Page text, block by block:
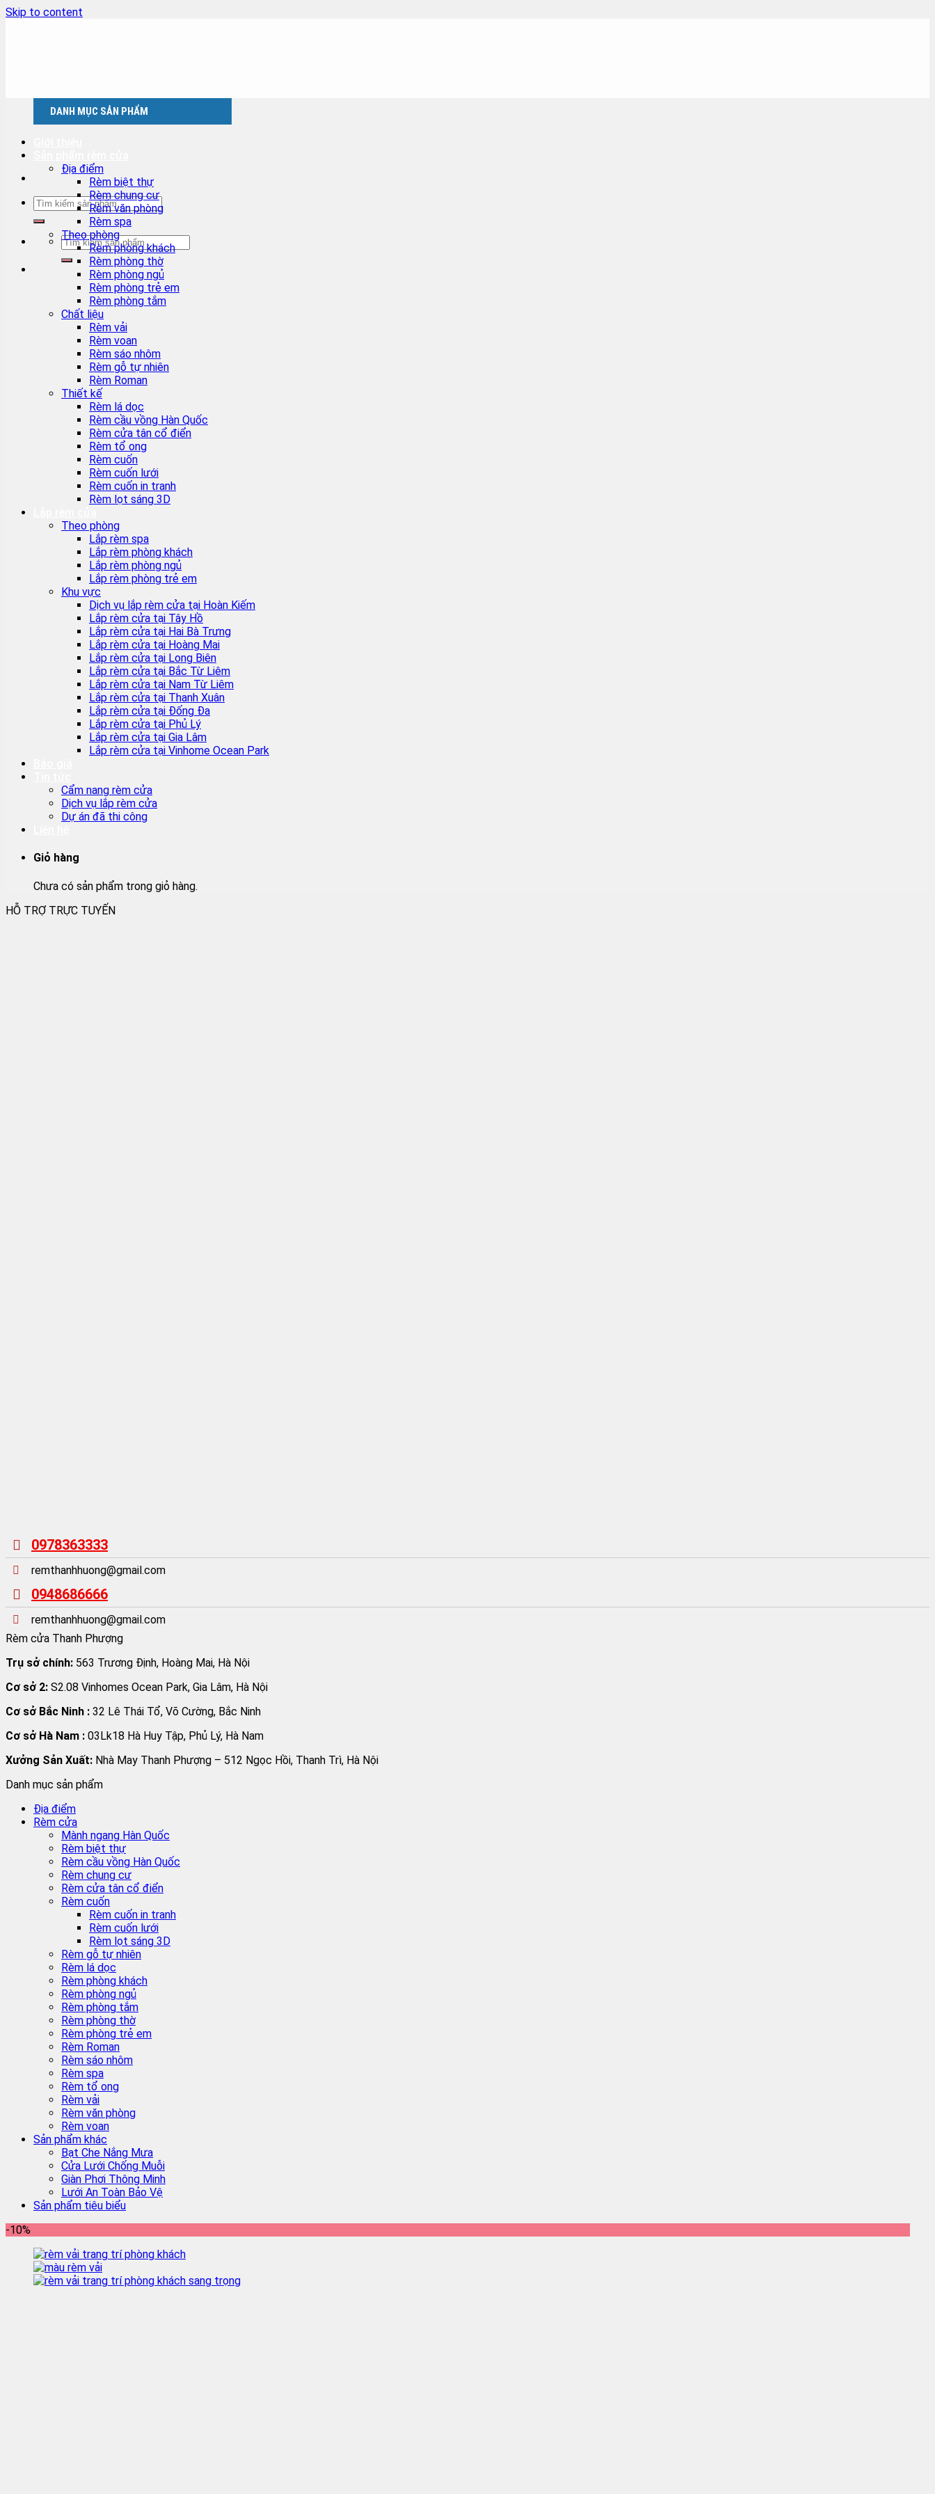
Skip to content
DANH MỤC SẢN PHẨM
Địa điểm
Rèm biệt thự
Rèm chung cư
Rèm văn phòng
Rèm spa
Theo phòng
Rèm phòng khách
Rèm phòng thờ
Rèm phòng ngủ
Rèm phòng trẻ em
Rèm phòng tắm
Chất liệu
Rèm vải
Rèm voan
Rèm sáo nhôm
Rèm gỗ tự nhiên
Rèm Roman
Thiết kế
Rèm lá dọc
Rèm cầu vồng Hàn Quốc
Rèm cửa tân cổ điển
Rèm tổ ong
Rèm cuốn
Rèm cuốn lưới
Rèm cuốn in tranh
Rèm lọt sáng 3D
Theo phòng
Lắp rèm spa
Lắp rèm phòng khách
Lắp rèm phòng ngủ
Lắp rèm phòng trẻ em
Khu vực
Dịch vụ lắp rèm cửa tại Hoàn Kiếm
Lắp rèm cửa tại Tây Hồ
Lắp rèm cửa tại Hai Bà Trưng
Lắp rèm cửa tại Hoàng Mai
Lắp rèm cửa tại Long Biên
Lắp rèm cửa tại Bắc Từ Liêm
Lắp rèm cửa tại Nam Từ Liêm
Lắp rèm cửa tại Thanh Xuân
Lắp rèm cửa tại Đống Đa
Lắp rèm cửa tại Phủ Lý
Lắp rèm cửa tại Gia Lâm
Lắp rèm cửa tại Vinhome Ocean Park
Cẩm nang rèm cửa
Dịch vụ lắp rèm cửa
Dự án đã thi công
Giỏ hàng
Chưa có sản phẩm trong giỏ hàng.
HỖ TRỢ TRỰC TUYẾN
0978363333
remthanhhuong@gmail.com
0948686666
remthanhhuong@gmail.com
Rèm cửa Thanh Phượng
Trụ sở chính: 563 Trương Định, Hoàng Mai, Hà Nội
Cơ sở 2: S2.08 Vinhomes Ocean Park, Gia Lâm, Hà Nội
Cơ sở Bắc Ninh : 32 Lê Thái Tổ, Võ Cường, Bắc Ninh
Cơ sở Hà Nam : 03Lk18 Hà Huy Tập, Phủ Lý, Hà Nam
Xưởng Sản Xuất: Nhà May Thanh Phượng – 512 Ngọc Hồi, Thanh Trì, Hà Nội
Danh mục sản phẩm
Địa điểm
Rèm cửa
Mành ngang Hàn Quốc
Rèm biệt thự
Rèm cầu vồng Hàn Quốc
Rèm chung cư
Rèm cửa tân cổ điển
Rèm cuốn
Rèm cuốn in tranh
Rèm cuốn lưới
Rèm lọt sáng 3D
Rèm gỗ tự nhiên
Rèm lá dọc
Rèm phòng khách
Rèm phòng ngủ
Rèm phòng tắm
Rèm phòng thờ
Rèm phòng trẻ em
Rèm Roman
Rèm sáo nhôm
Rèm spa
Rèm tổ ong
Rèm vải
Rèm văn phòng
Rèm voan
Sản phẩm khác
Bạt Che Nắng Mưa
Cửa Lưới Chống Muỗi
Giàn Phơi Thông Minh
Lưới An Toàn Bảo Vệ
Sản phẩm tiêu biểu
-10%